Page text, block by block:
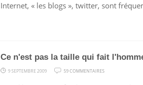
LA
Internet, « les blogs », twitter, sont
Ce n'est pas la taille qui fait
9 SEPTEMBRE 2009 59 COMMENTAIRES